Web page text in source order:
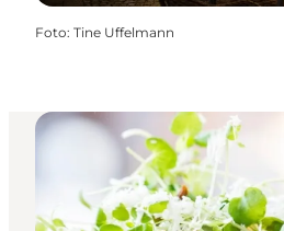
Foto: Tine Uffelmann